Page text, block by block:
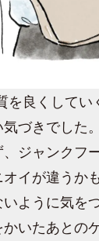
を良くしてい
づきでした
ジャンクフ
イが違うか
ように気を
いたあとの